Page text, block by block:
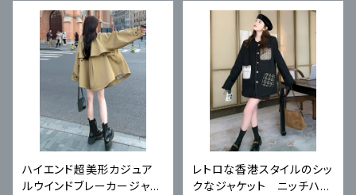
ハイエンド超美形カジュア
ルウインドブレーカージャケ
レトロな香港スタイルのシッ
クなジャケット ニッチハイ